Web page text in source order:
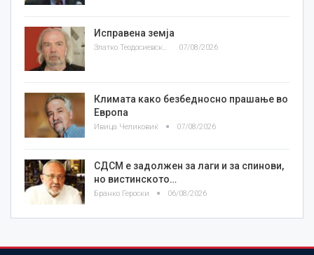
Исправена земја
Златко Теодосиевски 07/08/2026
Климата како безбедносно прашање во
Европа
Ивица Челиковиќ 07/08/2026
СДСМ е задолжен за лаги и за спинови,
но вистинското…
Бранко Героски 06/08/2026